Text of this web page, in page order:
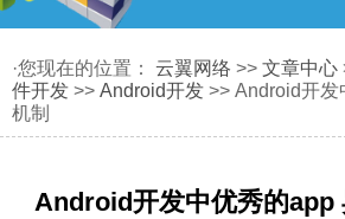
·您现在的位置： 云翼网络 >> 文章中心
件开发 >> Android开发 >> Android开发
机制
Android开发中优秀的app